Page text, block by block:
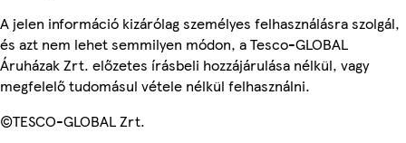
A jelen információ kizárólag személyes felhasználásra szolgál,
és azt nem lehet semmilyen módon, a Tesco-GLOBAL
Áruházak Zrt. előzetes írásbeli hozzájárulása nélkül, vagy
megfelelő tudomásul vétele nélkül felhasználni.
©TESCO-GLOBAL Zrt.